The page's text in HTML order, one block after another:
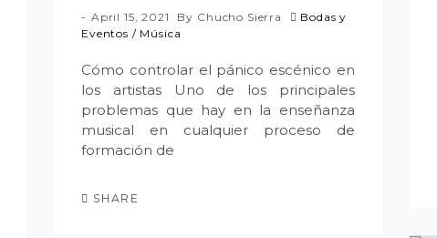
April 15, 2021 By Chucho Sierra
Bodas y
Eventos / Música
Cómo controlar el pánico escénico en
los artistas Uno de los principales
problemas que hay en la enseñanza
musical en cualquier proceso de
formación de
SHARE